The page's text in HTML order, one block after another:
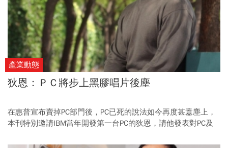
產業動態
狄恩：ＰＣ將步上黑膠唱片後塵
在惠普宣布賣掉PC部門後，PC已死的說法如今再度甚囂塵上，
本刊特別邀請IBM當年開發第一台PC的狄恩，請他發表對PC及